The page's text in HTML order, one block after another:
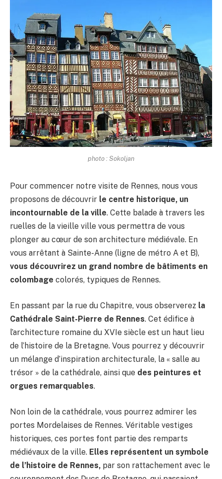
photo : Sokoljan
Pour commencer notre visite de Rennes, nous vous
proposons de découvrir le centre historique, un
incontournable de la ville. Cette balade à travers les
ruelles de la vieille ville vous permettra de vous
plonger au cœur de son architecture médiévale. En
vous arrêtant à Sainte-Anne (ligne de métro A et B),
vous découvrirez un grand nombre de bâtiments en
colombage colorés, typiques de Rennes.
En passant par la rue du Chapitre, vous observerez la
Cathédrale Saint-Pierre de Rennes. Cet édifice à
l’architecture romaine du XVIe siècle est un haut lieu
de l’histoire de la Bretagne. Vous pourrez y découvrir
un mélange d’inspiration architecturale, la « salle au
trésor » de la cathédrale, ainsi que des peintures et
orgues remarquables.
Non loin de la cathédrale, vous pourrez admirer les
portes Mordelaises de Rennes. Véritable vestiges
historiques, ces portes font partie des remparts
médiévaux de la ville. Elles représentent un symbole
de l’histoire de Rennes, par son rattachement avec le